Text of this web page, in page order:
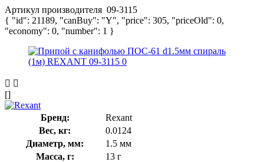
Артикул производителя 09-3115
{ "id": 21189, "canBuy": "Y", "price": 305, "priceOld": 0,
"economy": 0, "number": 1 }
[]
Бренд:
Rexant
Вес, кг:
0.0124
Диаметр, мм:
1.5 мм
Масса, г:
13 г